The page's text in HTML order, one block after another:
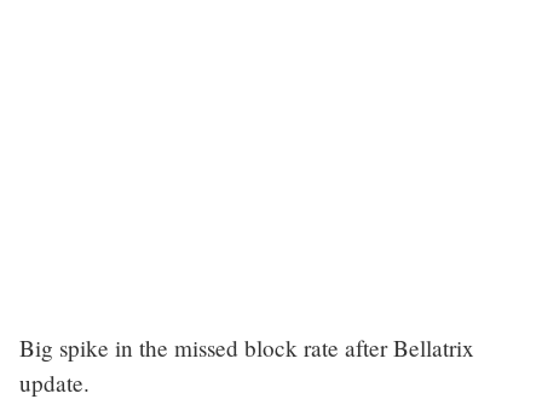
Big spike in the missed block rate after Bellatrix
update.